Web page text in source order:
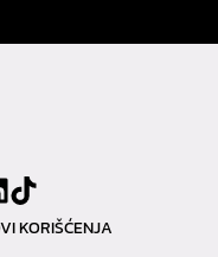
KORIŠĆENJA